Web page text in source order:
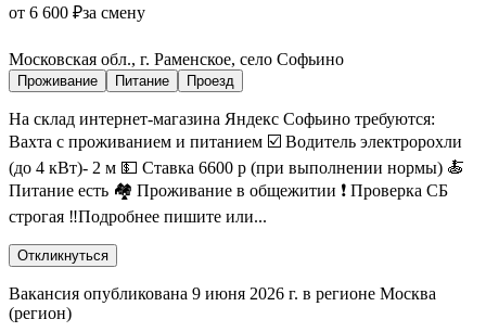
от 6 600 ₽за смену
Московская обл., г. Раменское, село Софьино
Проживание Питание Проезд
На склад интернет-магазина Яндекс Софьино требуются:
Вахта с проживанием и питанием ☑️ Водитель электророхли
(до 4 кВт)- 2 м 💵 Ставка 6600 р (при выполнении нормы) 🍝
Питание есть 🏘 Проживание в общежитии ❗️ Проверка СБ
строгая ‼️Подробнее пишите или...
Откликнуться
Вакансия опубликована 9 июня 2026 г. в регионе Москва
(регион)